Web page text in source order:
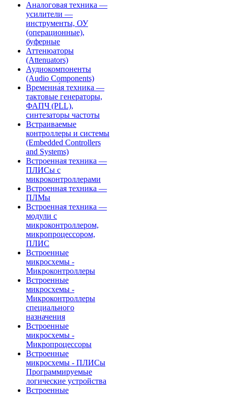
Аналоговая техника —
усилители —
инструменты, ОУ
(операционные),
буферные
Аттенюаторы
(Attenuators)
Аудиокомпоненты
(Audio Components)
Временна́я техника —
тактовые генераторы,
ФАПЧ (PLL),
синтезаторы частоты
Встраиваемые
контроллеры и системы
(Embedded Controllers
and Systems)
Встроенная техника —
ПЛИСы с
микроконтроллерами
Встроенная техника —
ПЛМы
Встроенная техника —
модули с
микроконтроллером,
микропроцессором,
ПЛИС
Встроенные
микросхемы -
Микроконтроллеры
Встроенные
микросхемы -
Микроконтроллеры
специального
назначения
Встроенные
микросхемы -
Микропроцессоры
Встроенные
микросхемы - ПЛИСы
Программируемые
логические устройства
Встроенные